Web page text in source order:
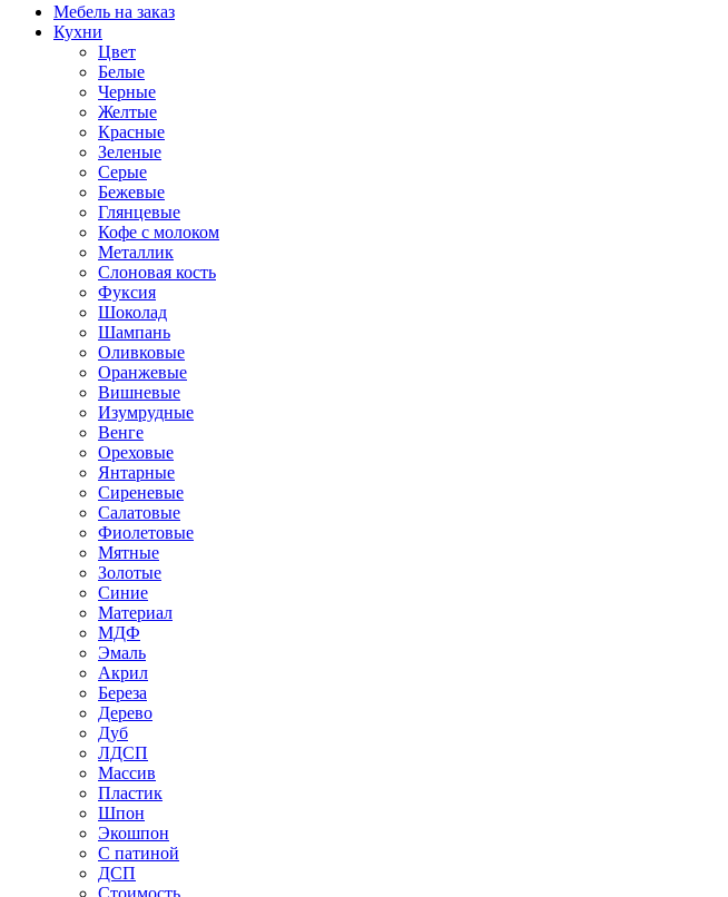
Мебель на заказ
Кухни
Цвет
Белые
Черные
Желтые
Красные
Зеленые
Серые
Бежевые
Глянцевые
Кофе с молоком
Металлик
Слоновая кость
Фуксия
Шоколад
Шампань
Оливковые
Оранжевые
Вишневые
Изумрудные
Венге
Ореховые
Янтарные
Сиреневые
Салатовые
Фиолетовые
Мятные
Золотые
Синие
Материал
МДФ
Эмаль
Акрил
Береза
Дерево
Дуб
ЛДСП
Массив
Пластик
Шпон
Экошпон
С патиной
ДСП
Стоимость